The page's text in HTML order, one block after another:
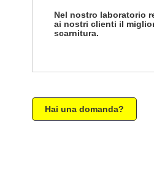
Nel nostro laboratorio
ai nostri clienti il
scarnitura.
Hai una domanda?